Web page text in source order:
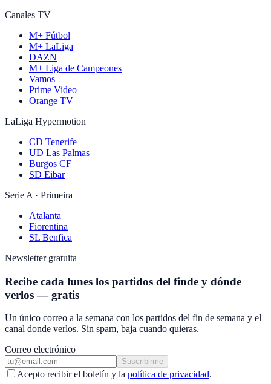
Canales TV
M+ Fútbol
M+ LaLiga
DAZN
M+ Liga de Campeones
Vamos
Prime Video
Orange TV
LaLiga Hypermotion
CD Tenerife
UD Las Palmas
Burgos CF
SD Eibar
Serie A · Primeira
Atalanta
Fiorentina
SL Benfica
Newsletter gratuita
Recibe cada lunes los partidos del finde y dónde
verlos — gratis
Un único correo a la semana con los partidos del fin de semana y el
canal donde verlos. Sin spam, baja cuando quieras.
Correo electrónico
Suscribirme
Acepto recibir el boletín y la política de privacidad.